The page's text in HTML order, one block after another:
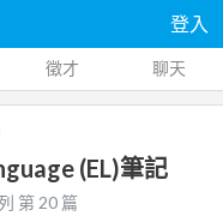
登入
徵才 聊天
(EL)筆記
第20 篇